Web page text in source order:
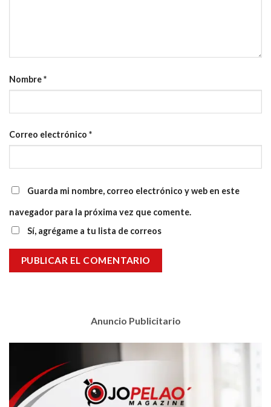
Nombre*
Correo electrónico *
Guarda mi nombre, correo electrónico y web en este
navegador para la próxima vez que comente.
Sí, agrégame a tu lista de correos
Anuncio Publicitario